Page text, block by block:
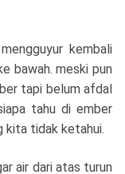
kembali
bawah. meski pun
tapi belum afdal
tahu di ember
kita tidak ketahui.
air dari atas turun